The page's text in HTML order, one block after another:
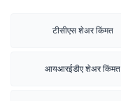
टीसीएस शेअर किंमत
आयआरईडीए शेअर किंमत